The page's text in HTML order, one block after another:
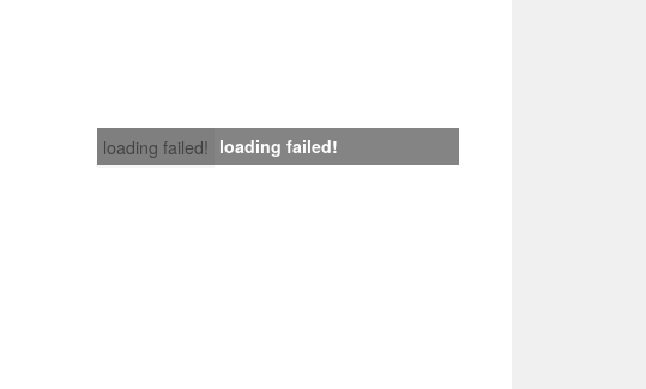
loading failed! loading failed!